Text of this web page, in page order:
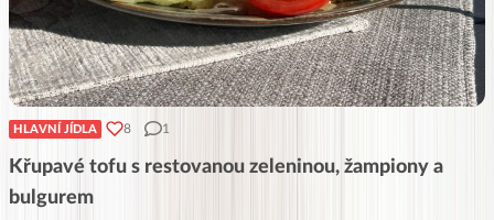
HLAVNÍ JÍDLA 8 1
Křupavé tofu s restovanou zeleninou, žampiony a
bulgurem